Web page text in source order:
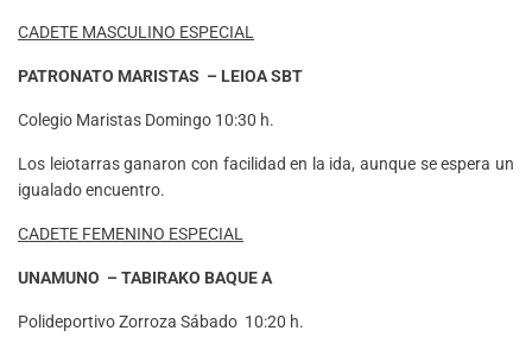
CADETE MASCULINO ESPECIAL
PATRONATO MARISTAS – LEIOA SBT
Colegio Maristas Domingo 10:30 h.
Los leiotarras ganaron con facilidad en la ida, aunque se espera un
igualado encuentro.
CADETE FEMENINO ESPECIAL
UNAMUNO – TABIRAKO BAQUE A
Polideportivo Zorroza Sábado 10:20 h.